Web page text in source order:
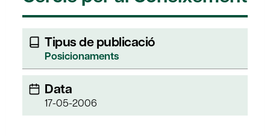
Tipus de publicació
Posicionaments
Data
17-05-2006